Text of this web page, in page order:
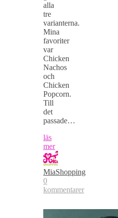
alla
tre
varianterna.
Mina
favoriter
var
Chicken
Nachos
och
Chicken
Popcorn.
Till
det
passade…
läs
mer
MiaShopping
0
kommentarer